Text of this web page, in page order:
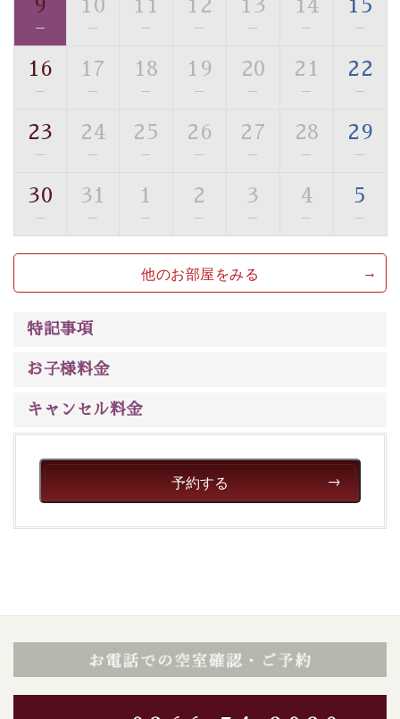
・チェックイン15時、チェックアウト10時
【お食事】
・個室料亭で個室食
・朝食はこだわりの味噌汁をはじめとした和定食
【温泉】
の効果が高い、極めて希有な源泉です。身も心も癒され
るご入浴をお愉しみください。
■お座敷風呂（大浴場）
温泉の成分に合わせ、防菌防カビの特殊素材の畳を使
用。 足元が柔らかく、そして滑りにくい畳のお風呂で
※男性大浴場までのご移動には階段がございます。 予め
眺望はございませんが、源泉掛け流しの温泉の質を楽し
む貸切温泉風呂です。ゆったりといやされるプライベー
トな空間をお愉しみください。
【旅】
■諏訪大社4社を巡る無料参拝バス
※交通規制などにより運行できない日がございます
※年末年始及び御柱祭前後は運行しておりません
9
—
10
—
11
—
12
—
13
—
14
—
15
—
16
—
17
—
18
—
19
—
20
—
21
—
22
—
23
—
24
—
25
—
26
—
27
—
28
—
29
—
30
—
31
—
1
—
2
—
3
—
4
—
5
—
他のお部屋をみる
特記事項
お子様料金
キャンセル料金
予約する